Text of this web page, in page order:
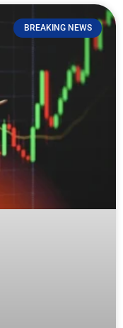
BREAKING NEWS